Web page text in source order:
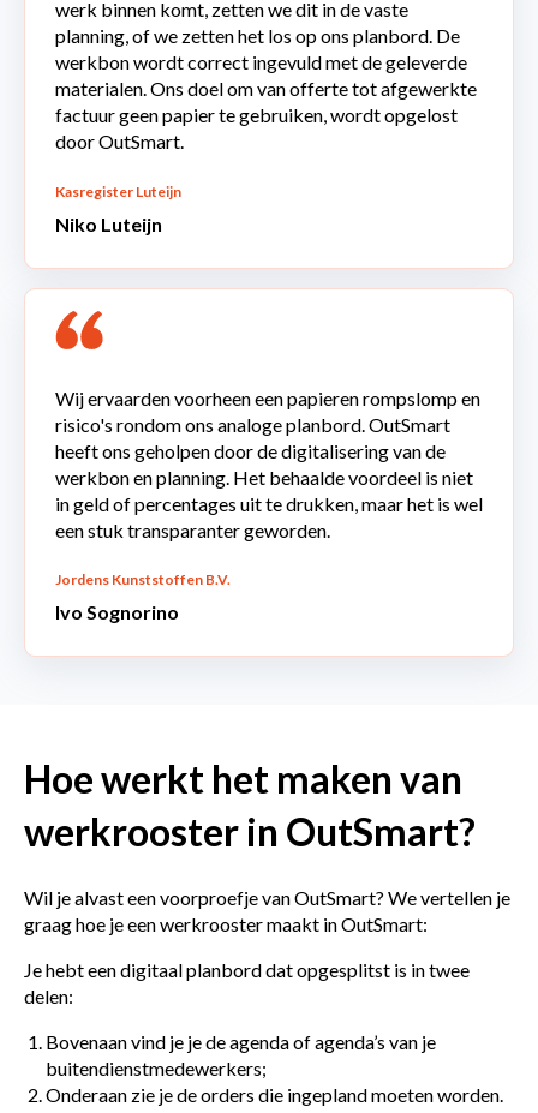
werk binnen komt, zetten we dit in de vaste
planning, of we zetten het los op ons planbord. De
werkbon wordt correct ingevuld met de geleverde
materialen. Ons doel om van offerte tot afgewerkte
factuur geen papier te gebruiken, wordt opgelost
door OutSmart.
Kasregister Luteijn
Niko Luteijn
Wij ervaarden voorheen een papieren rompslomp en
risico's rondom ons analoge planbord. OutSmart
heeft ons geholpen door de digitalisering van de
werkbon en planning. Het behaalde voordeel is niet
in geld of percentages uit te drukken, maar het is wel
een stuk transparanter geworden.
Jordens Kunststoffen B.V.
Ivo Sognorino
Hoe werkt het maken van
werkrooster in OutSmart?
Wil je alvast een voorproefje van OutSmart? We vertellen je
graag hoe je een werkrooster maakt in OutSmart:
Je hebt eendigitaal planborddat opgesplitst is in twee
delen:
Bovenaan vind je je de agenda of agenda’s van je
buitendienstmedewerkers;
Onderaan zie je de orders die ingepland moeten worden.